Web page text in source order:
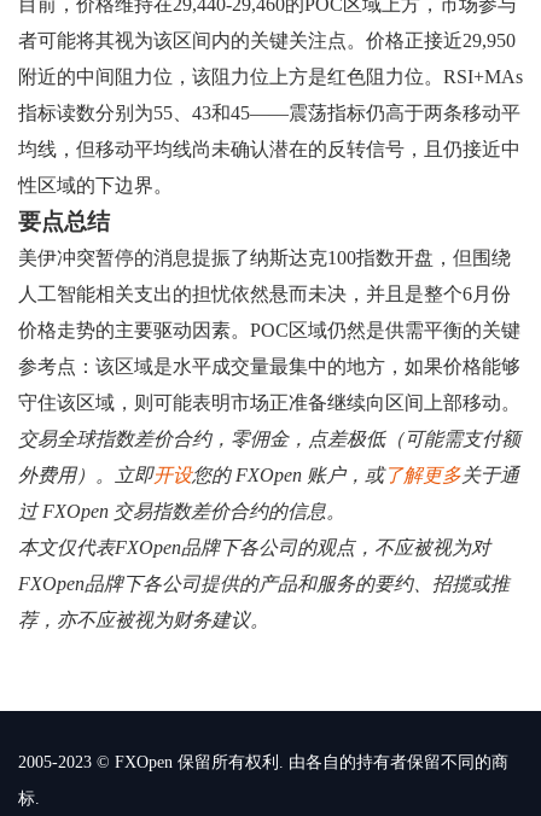
目前，价格维持在29,440-29,460的POC区域上方，市场参与
者可能将其视为该区间内的关键关注点。价格正接近29,950
附近的中间阻力位，该阻力位上方是红色阻力位。RSI+MAs
指标读数分别为55、43和45——震荡指标仍高于两条移动平
均线，但移动平均线尚未确认潜在的反转信号，且仍接近中
性区域的下边界。
要点总结
美伊冲突暂停的消息提振了纳斯达克100指数开盘，但围绕
人工智能相关支出的担忧依然悬而未决，并且是整个6月份
价格走势的主要驱动因素。POC区域仍然是供需平衡的关键
参考点：该区域是水平成交量最集中的地方，如果价格能够
守住该区域，则可能表明市场正准备继续向区间上部移动。
交易全球指数差价合约，零佣金，点差极低（可能需支付额
外费用）。立即开设您的 FXOpen 账户，或了解更多关于通
过 FXOpen 交易指数差价合约的信息。
本文仅代表FXOpen品牌下各公司的观点，不应被视为对
FXOpen品牌下各公司提供的产品和服务的要约、招揽或推
荐，亦不应被视为财务建议。
2005-2023 © FXOpen 保留所有权利. 由各自的持有者保留不同的商
标.